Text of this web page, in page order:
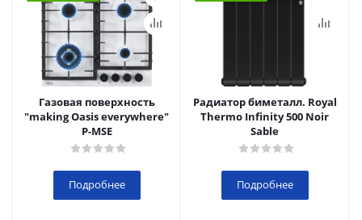
Газовая поверхность
"making Oasis everywhere"
P-MSE
Подробнее
Радиатор биметалл. Royal
Thermo Infinity 500 Noir
Sable
Подробнее